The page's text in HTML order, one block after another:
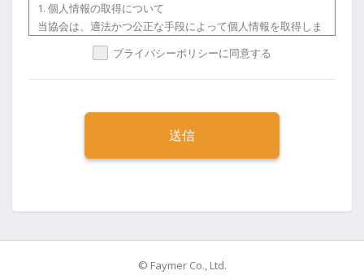
（1）認定講師（一般社団法人日本モンテッソーリ幼児教室
協会を含む。）の指示に従うこと及び他の受講者の迷惑にな
性、有用性、正確性、将来の結果等について、認定講師（協
会を含む。）に一切の責任を求めないこと
等への活動の勧誘、商品及びサービス等の購入の勧誘並びに
切の行為を含む）を行わないこと
講座前日・当日 … 講座代金の100％（返金不可）
※ご連絡のないまま未入金でキャンセルされた場合も、**上
ご返金が必要な場合は、お客様の指定口座情報を認定講師ま
でメールでご連絡ください。
なお、主催者（認定講師）都合による中止や日程変更を除
《天候不良・災害などの場合》
1. 個人情報の取得について
当協会は、適法かつ公正な手段によって個人情報を取得しま
2. 個人情報の利用について
業務の遂行に必要な範囲において利用します。
また、第三者に業務を委託し個人情報の取扱いを委ねる場合
は、厳正な調査と適切な監督のもと、安全管理が図られるよ
なく個人情報を第三者に提供いたしません。
プライバシーポリシーに同意する
© Faymer Co., Ltd.